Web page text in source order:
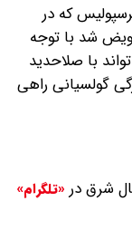
که در
شد با توجه
با صلاحدید
گولسیانی راهی
شرق در «تلگرام»